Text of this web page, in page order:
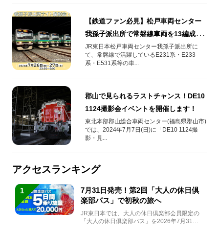
【鉄道ファン必見】松戸車両センター
我孫子派出所で常磐線車両を13編成並
べたナイト撮影会を開催！
JR東日本松戸車両センター我孫子派出所に
て、常磐線で活躍しているE231系・E233
系・E531系等の車...
郡山で見られるラストチャンス！DE10
1124撮影会イベントを開催します！
東北本部郡山総合車両センター(福島県郡山市)
では、2024年7月7日(日)に「DE10 1124撮
影・見...
アクセスランキング
1
7月31日発売！第2回「大人の休日倶
楽部パス」で初秋の旅へ
JR東日本では、大人の休日倶楽部会員限定の
「大人の休日倶楽部パス」を2026年7月31日